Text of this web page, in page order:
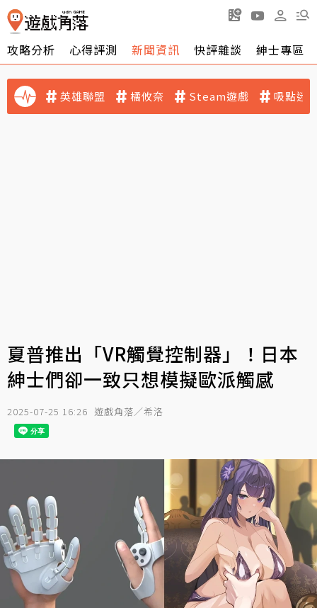
攻略分析 心得評測 新聞資訊 快評雜談 紳士專區
英雄聯盟 橘攸奈 Steam遊戲 吸點迷
夏普推出「VR觸覺控制器」！日本
紳士們卻一致只想模擬歐派觸感
2025-07-25 16:26 遊戲角落／希洛